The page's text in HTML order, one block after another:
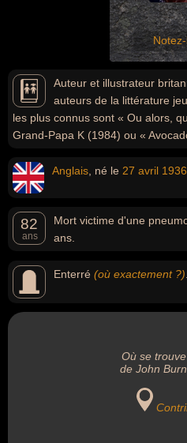
Auteur et illustrateur
auteurs de la littérature
les plus connus sont « Ou alors,
Grand-Papa K (1984) ou «
Anglais , né le 27 avril 1936
82
ans
Mort victime d'une
ans.
Enterré (où exactement ?)
Où se
de John